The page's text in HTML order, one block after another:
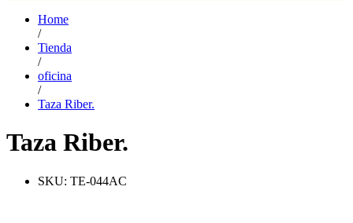
Home
/
Tienda
/
oficina
/
Taza Riber.
Taza Riber.
SKU: TE-044AC